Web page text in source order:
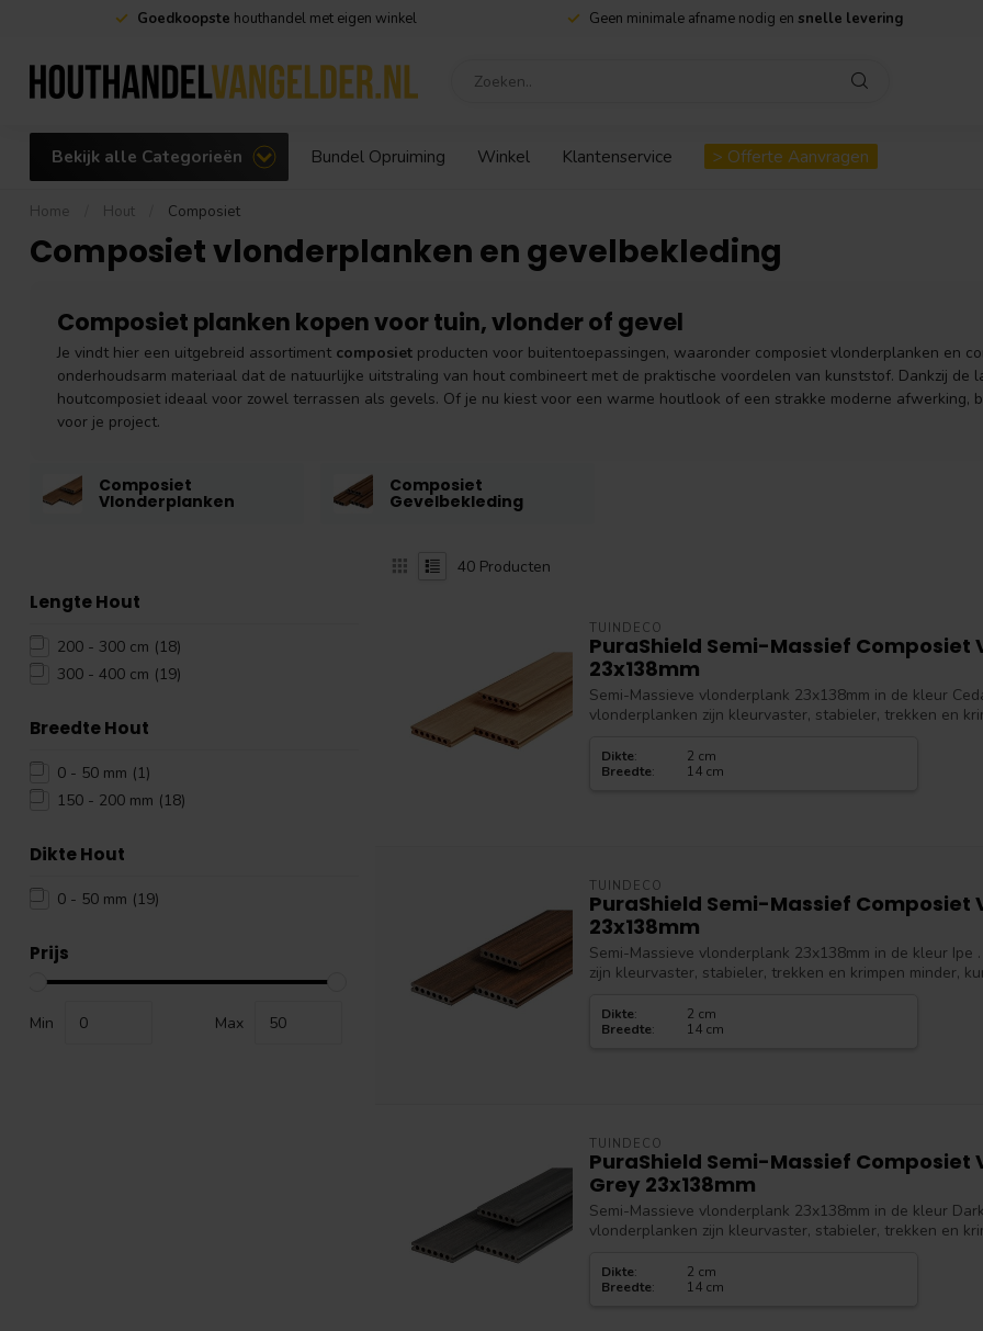
Goedkoopste houthandel met eigen winkel Geen minimale afname nodig en snelle levering
Bekijk alle Categorieën Bundel Opruiming Winkel Klantenservice > Offerte Aanvragen
Home Hout Composiet
Composiet vlonderplanken en gevelbekleding
Composiet planken kopen voor tuin, vlonder of gevel
Je vindt hier een uitgebreid assortiment composiet producten voor buitentoepassingen, waaronder composiet vlonderplanken en
onderhoudsarm materiaal dat de natuurlijke uitstraling van hout combineert met de praktische voordelen van kunststof. Dankzij
houtcomposiet ideaal voor zowel terrassen als gevels. Of je nu kiest voor een warme houtlook of een strakke moderne afwerking,
voor je project.
Composiet
Vlonderplanken
Composiet
Gevelbekleding
Lengte Hout
200 - 300 cm (18)
300 - 400 cm (19)
Breedte Hout
0 - 50 mm (1)
150 - 200 mm (18)
Dikte Hout
0 - 50 mm (19)
Prijs
Min Max
40 Producten
TUINDECO
PuraShield Semi-Massief Composiet
23x138mm
Semi-Massieve vlonderplank 23x138mm in de kleur
vlonderplanken zijn kleurvaster, stabieler, trekken en
Dikte:
2 cm
Breedte: 14 cm
TUINDECO
PuraShield Semi-Massief Composiet
23x138mm
Semi-Massieve vlonderplank 23x138mm in de kleur Ipe
zijn kleurvaster, stabieler, trekken en krimpen minder,
Dikte:
2 cm
Breedte: 14 cm
TUINDECO
PuraShield Semi-Massief Composiet
Grey 23x138mm
Semi-Massieve vlonderplank 23x138mm in de kleur
vlonderplanken zijn kleurvaster, stabieler, trekken en
Dikte:
2 cm
Breedte: 14 cm